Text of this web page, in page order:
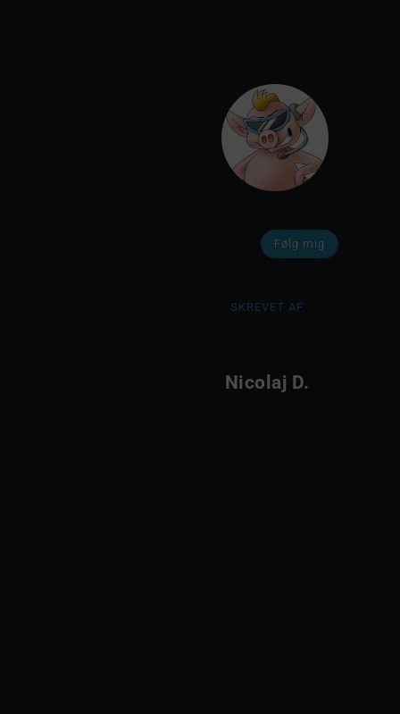
Følg mig
SKREVET AF
Nicolaj D.